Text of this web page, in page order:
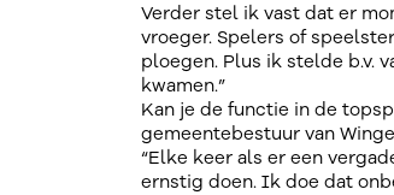
Verder stel ik vast dat er
vroeger. Spelers of
ploegen. Plus ik stelde b.v.
kwamen.”
Kan je de functie in de
gemeentebestuur van
“Elke keer als er een
ernstig doen. Ik doe dat